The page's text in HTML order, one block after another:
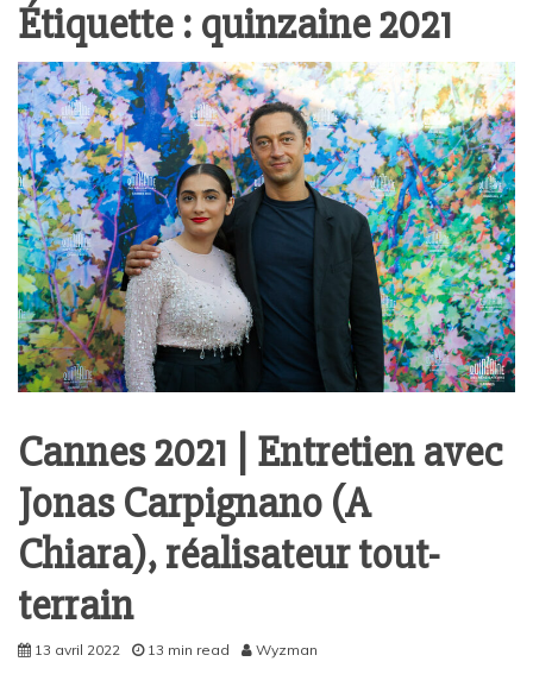
Étiquette : quinzaine 2021
Cannes 2021 | Entretien avec
Jonas Carpignano (A
Chiara), réalisateur tout-
terrain
13 avril 2022 13 min read Wyzman